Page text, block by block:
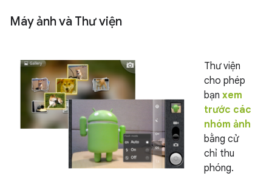
Máy ảnh và Thư viện
Thư viện
cho phép
bạn xem
trước các
nhóm ảnh
bằng cử
chỉ thu
phóng.